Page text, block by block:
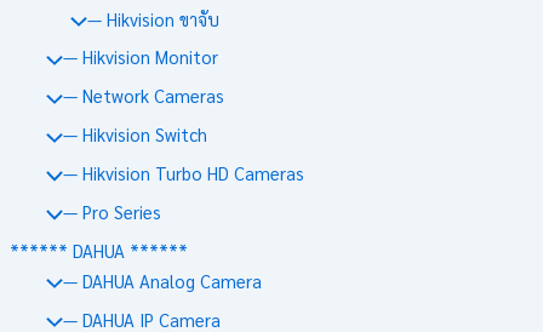
— Hikvision ขาจับ
— Hikvision Monitor
— Network Cameras
— Hikvision Switch
— Hikvision Turbo HD Cameras
— Pro Series
****** DAHUA ******
— DAHUA Analog Camera
— DAHUA IP Camera